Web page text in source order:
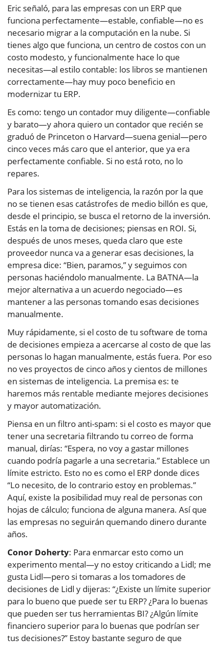
Eric señaló, para las empresas con un ERP que
funciona perfectamente—estable, confiable—no es
necesario migrar a la computación en la nube. Si
tienes algo que funciona, un centro de costos con un
costo modesto, y funcionalmente hace lo que
necesitas—al estilo contable: los libros se mantienen
correctamente—hay muy poco beneficio en
modernizar tu ERP.
Es como: tengo un contador muy diligente—confiable
y barato—y ahora quiero un contador que recién se
graduó de Princeton o Harvard—suena genial—pero
cinco veces más caro que el anterior, que ya era
perfectamente confiable. Si no está roto, no lo
repares.
Para los sistemas de inteligencia, la razón por la que
no se tienen esas catástrofes de medio billón es que,
desde el principio, se busca el retorno de la inversión.
Estás en la toma de decisiones; piensas en ROI. Si,
después de unos meses, queda claro que este
proveedor nunca va a generar esas decisiones, la
empresa dice: “Bien, paramos,” y seguimos con
personas haciéndolo manualmente. La BATNA—la
mejor alternativa a un acuerdo negociado—es
mantener a las personas tomando esas decisiones
manualmente.
Muy rápidamente, si el costo de tu software de toma
de decisiones empieza a acercarse al costo de que las
personas lo hagan manualmente, estás fuera. Por eso
no ves proyectos de cinco años y cientos de millones
en sistemas de inteligencia. La premisa es: te
haremos más rentable mediante mejores decisiones
y mayor automatización.
Piensa en un filtro anti-spam: si el costo es mayor que
tener una secretaria filtrando tu correo de forma
manual, dirías: “Espera, no voy a gastar millones
cuando podría pagarle a una secretaria.” Establece un
límite estricto. Esto no es como el ERP donde dices
“Lo necesito, de lo contrario estoy en problemas.”
Aquí, existe la posibilidad muy real de personas con
hojas de cálculo; funciona de alguna manera. Así que
las empresas no seguirán quemando dinero durante
años.
Conor Doherty: Para enmarcar esto como un
experimento mental—y no estoy criticando a Lidl; me
gusta Lidl—pero si tomaras a los tomadores de
decisiones de Lidl y dijeras: “¿Existe un límite superior
para lo bueno que puede ser tu ERP? ¿Para lo buenas
que pueden ser tus herramientas BI? ¿Algún límite
financiero superior para lo buenas que podrían ser
tus decisiones?” Estoy bastante seguro de que